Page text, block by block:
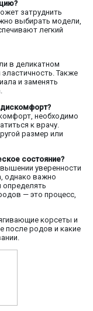
затруднить
выбирать модели,
легкий
в деликатном
Также
и заменять
необходимо
к врачу.
размер или
состояние?
уверенности
однако важно
определять
— это процесс,
корсеты и
после родов и какие